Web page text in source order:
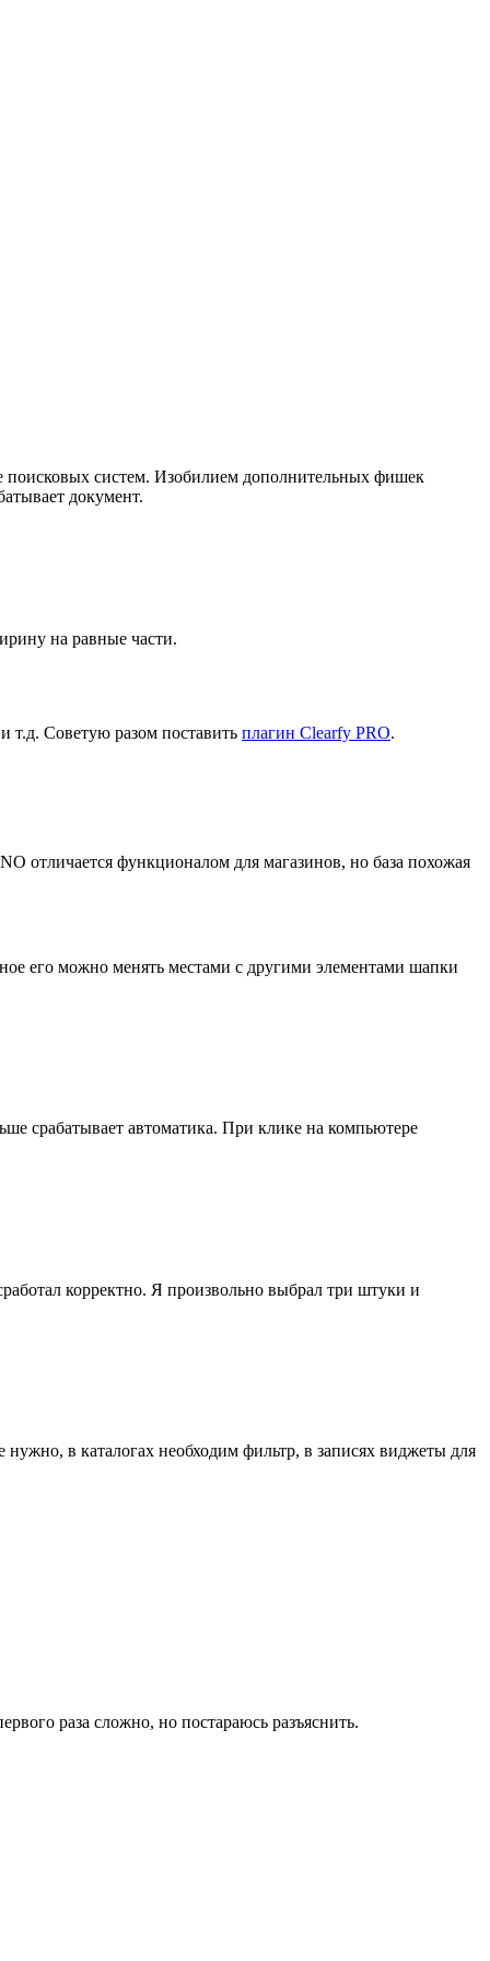
поисковых систем. Изобилием дополнительных фишек
документ.
на равные части.
т.д. Советую разом поставить плагин Clearfy PRO.
отличается функционалом для магазинов, но база похожая
его можно менять местами с другими элементами шапки
срабатывает автоматика. При клике на компьютере
корректно. Я произвольно выбрал три штуки и
в каталогах необходим фильтр, в записях виджеты для
раза сложно, но постараюсь разъяснить.